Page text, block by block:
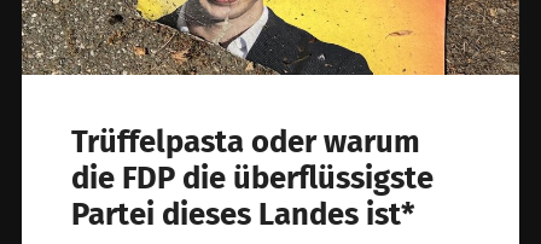
Trüffelpasta oder warum
die FDP die überflüssigste
Partei dieses Landes ist*